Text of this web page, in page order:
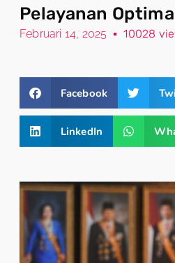
Pelayanan
Februari 14, 2025 10028
Facebook
LinkedIn